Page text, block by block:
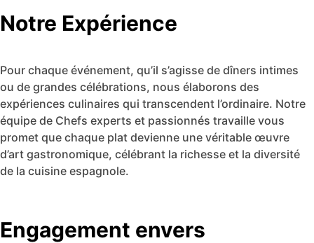
Notre Expérience
Pour chaque événement, qu’il s’agisse de dîners intimes
ou de grandes célébrations, nous élaborons des
expériences culinaires qui transcendent l’ordinaire. Notre
équipe de Chefs experts et passionnés travaille vous
promet que chaque plat devienne une véritable œuvre
d’art gastronomique, célébrant la richesse et la diversité
de la cuisine espagnole.
Engagement envers